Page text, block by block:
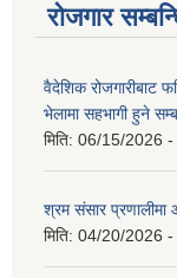
रोजगार
वैदेशिक रोजगारीबाट
भेलामा सहभागी हुने
मिति: 06/15/2026 -
श्रम संसार
मिति: 04/20/2026